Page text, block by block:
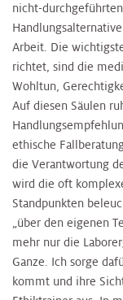
nicht-
Arbeit. Die
richtet, sind die
Wohltun,
Auf diesen Säulen
ethische
die Verantwortung
wird die oft
Standpunkten
„über den eigenen
mehr nur die
Ganze. Ich sorge
kommt und ihre